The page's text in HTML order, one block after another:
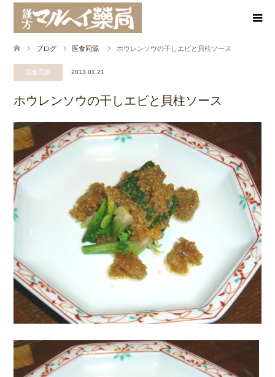
ブログ 医食同源 ホウレンソウの干しエビと貝柱ソース
医食同源 2013.01.21
ホウレンソウの干しエビと貝柱ソース